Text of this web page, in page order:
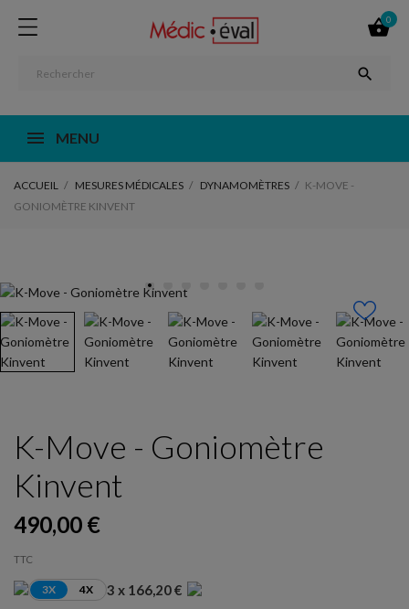

0

MENU
ACCUEIL MESURES MÉDICALES DYNAMOMÈTRES
K-MOVE -
GONIOMÈTRE KINVENT
K-Move - Goniomètre
Kinvent
490,00 €
TTC
3X 4X 3 x 166,20 €